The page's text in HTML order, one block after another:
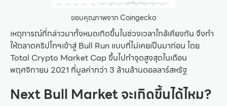
ขอบคุณภาพจาก Coingecko
เหตุการณ์ที่กล่าวมาทั้งหมดเกิดขึ้นในช่วงเวลาใกล้เคียงกัน จึงทำ
ให้ตลาดคริปโทฯเข้าสู่ Bull Run แบบที่ไม่เคยเป็นมาก่อน โดย
Total Crypto Market Cap ขึ้นไปทำจุดสูงสุดในเดือน
พฤศจิกายน 2021 ที่มูลค่ากว่า 3 ล้านล้านดอลลาร์สหรัฐ
Next Bull Market จะเกิดขึ้นได้ไหม?